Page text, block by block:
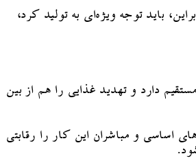
باید توجه ویژه‌ای به تولید کرد،
دارد و تهدید غذایی را هم از بین
اساسی و مباشران این کار را رقابتی